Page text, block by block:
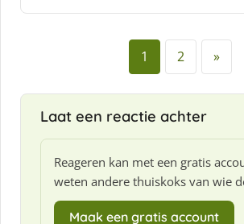
:
1 2 »
Laat een reactie achter
Reageren kan met een gratis
weten andere thuiskoks van wie
Maak een gratis account